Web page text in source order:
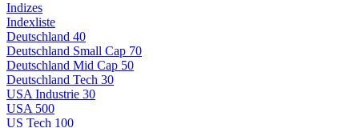
Indizes
Indexliste
Deutschland 40
Deutschland Small Cap 70
Deutschland Mid Cap 50
Deutschland Tech 30
USA Industrie 30
USA 500
US Tech 100